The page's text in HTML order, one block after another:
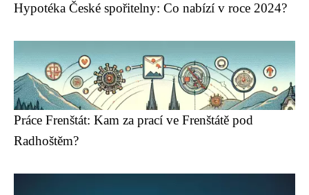
Hypotéka České spořitelny: Co nabízí v roce 2024?
Práce Frenštát: Kam za prací ve Frenštátě pod
Radhoštěm?